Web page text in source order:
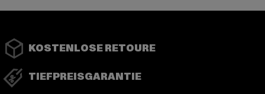
KOSTENLOSE RETOURE
TIEFPREISGARANTIE